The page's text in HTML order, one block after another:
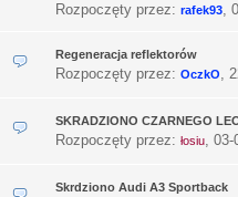
Rozpoczęty przez: rafek93,
Regeneracja reflektorów
Rozpoczęty przez: OczkO,
SKRADZIONO CZARNEGO
Rozpoczęty przez: łosiu, 03-
Skrdziono Audi A3 Sportback